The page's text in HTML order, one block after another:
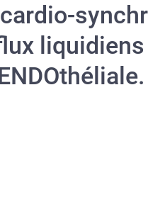
liquidiens